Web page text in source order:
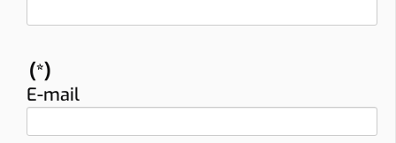
(*)
E-mail